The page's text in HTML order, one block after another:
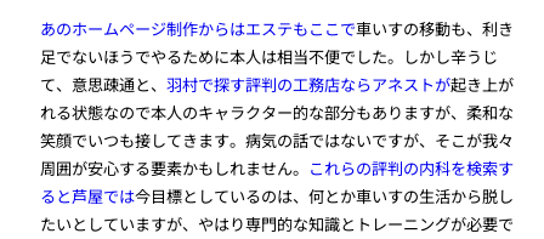
あのホームページ制作からはエステもここで車いすの移動も、利き
足でないほうでやるために本人は相当不便でした。しかし辛うじ
て、意思疎通と、羽村で探す評判の工務店ならアネストが起き上が
れる状態なので本人のキャラクター的な部分もありますが、柔和な
笑顔でいつも接してきます。病気の話ではないですが、そこが我々
周囲が安心する要素かもしれません。 これらの評判の内科を検索す
ると芦屋では今目標としているのは、何とか車いすの生活から脱し
たいとしていますが、やはり専門的な知識とトレーニングが必要で